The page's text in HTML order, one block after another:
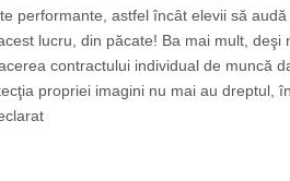
performante, astfel încât elevii să
lucru, din păcate! Ba mai mult, deşi
contractului individual de muncă
propriei ima­gini nu mai au dreptul,